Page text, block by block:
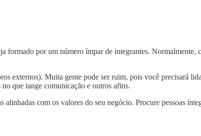
formado por um número ímpar de integrantes. Normalmente,
externos). Muita gente pode ser ruim, pois você precisará
que tange comunicação e outros afins.
com os valores do seu negócio. Procure pessoas